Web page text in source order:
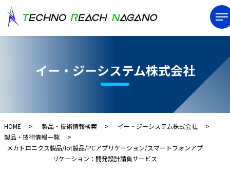
イー・ジーシステム株式会社
HOME 製品・技術情報検索
イー・ジーシステム株式会社
製品・技術情報一覧
メカトロニクス製品/Iot製品/PCアプリケーション/スマートフォンアプ
リケーション：開発設計請負サービス